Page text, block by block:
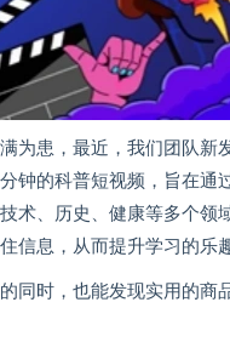
为患，最近，我们团队新
钟的科普短视频，旨在通
术、历史、健康等多个领
信息，从而提升学习的乐
同时，也能发现实用的商